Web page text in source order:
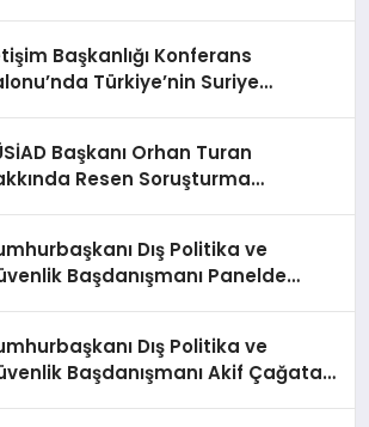
Başkanlığı Konferans
Türkiye’nin Suriye
Başkanı Orhan Turan
Resen Soruşturma
Dış Politika ve
Başdanışmanı Panelde
Dış Politika ve
Başdanışmanı Akif Çağatay